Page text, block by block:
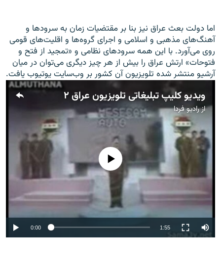
اما دولت بعث عراق نیز بنا بر مقتضیات زمان به سرودها و
آهنگ‌های مذهبی و اسلامی و اجرای گروه‌ها و اقلیت‌های قومی
روی می‌آورد. با این همه سرودهای نظامی و «تمجید از فتح و
فتوحات» ارتش عراق را بیش از هر چیز دیگری می‌توان در میان
آرشیو منتشر شده تلویزیون آن کشور بر وب‌سایت یوتیوب یافت.
ویدیو کلیپ تبلیغاتی تلویزیون عراق ۲
ازرادیو فردا
No media source currently available
0:00 1:55